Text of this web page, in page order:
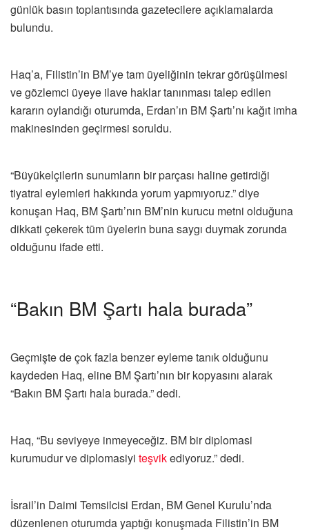
günlük basın toplantısında gazetecilere açıklamalarda
bulundu.
Haq’a, Filistin’in BM’ye tam üyeliğinin tekrar görüşülmesi
ve gözlemci üyeye ilave haklar tanınması talep edilen
kararın oylandığı oturumda, Erdan’ın BM Şartı’nı kağıt imha
makinesinden geçirmesi soruldu.
“Büyükelçilerin sunumların bir parçası haline getirdiği
tiyatral eylemleri hakkında yorum yapmıyoruz.” diye
konuşan Haq, BM Şartı’nın BM’nin kurucu metni olduğuna
dikkati çekerek tüm üyelerin buna saygı duymak zorunda
olduğunu ifade etti.
“Bakın BM Şartı hala burada”
Geçmişte de çok fazla benzer eyleme tanık olduğunu
kaydeden Haq, eline BM Şartı’nın bir kopyasını alarak
“Bakın BM Şartı hala burada.” dedi.
Haq, “Bu seviyeye inmeyeceğiz. BM bir diplomasi
kurumudur ve diplomasiyi teşvikediyoruz.” dedi.
İsrail’in Daimi Temsilcisi Erdan, BM Genel Kurulu’nda
düzenlenen oturumda yaptığı konuşmada Filistin’in BM